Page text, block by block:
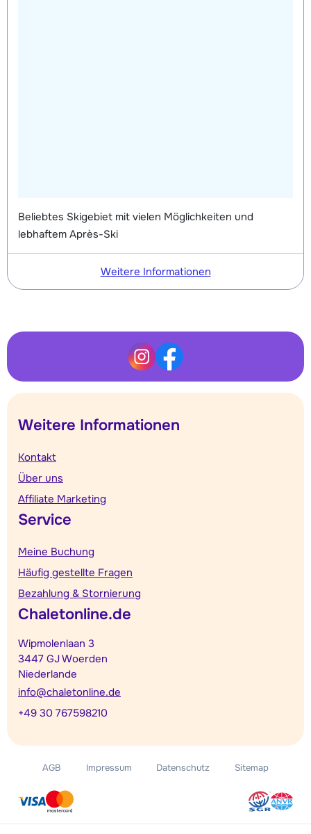
Beliebtes Skigebiet mit vielen Möglichkeiten und
lebhaftem Après-Ski
Weitere Informationen
Weitere Informationen
Kontakt
Über uns
Affiliate Marketing
Service
Meine Buchung
Häufig gestellte Fragen
Bezahlung & Stornierung
Chaletonline.de
Wipmolenlaan 3
3447 GJ Woerden
Niederlande
info@chaletonline.de
+49 30 767598210
AGB Impressum Datenschutz Sitemap